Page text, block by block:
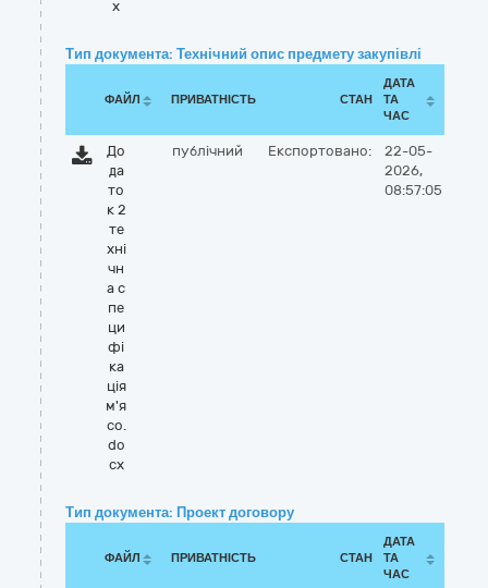
x
Тип документа: Технічний опис предмету закупівлі
ФАЙЛ ПРИВАТНІСТЬ СТАН
ДАТА
ТА
ЧАС
До
да
то
к 2
те
хні
чн
а с
пе
ци
фі
ка
ція
м'я
со.
do
cx
публічний Експортовано:
22-05-
2026,
08:57:05
Тип документа: Проект договору
ФАЙЛ ПРИВАТНІСТЬ СТАН
ДАТА
ТА
ЧАС